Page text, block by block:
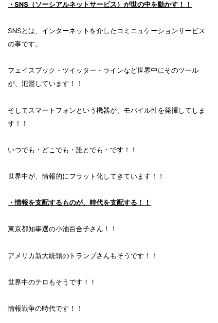
・SNS（ソーシアルネットサービス）が世の中を動かす！！
SNSとは、インターネットを介したコミニュケーションサービス
の事です。
フェイスブック・ツイッター・ラインなど世界中にそのツール
が、氾濫しています！！
そしてスマートフォンという機器が、 モバイル性を発揮してしま
す！！
いつでも・どこでも・誰とでも・ です！！
世界中が、情報的にフラット化してきています！！
・情報を支配するものが、時代を支配する！！
東京都知事選の小池百合子さん！！
アメリカ新大統領の トランプさんもそうです！！
世界中のテロ もそうです！！
情報戦争の時代です！！